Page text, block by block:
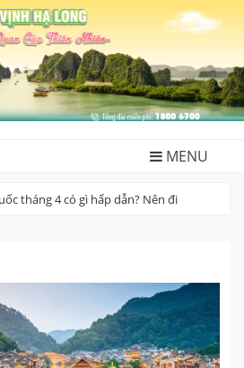
MENU
tháng 4 có gì hấp dẫn? Nên đi